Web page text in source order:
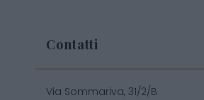
Contatti
Via Sommariva, 31/2/B